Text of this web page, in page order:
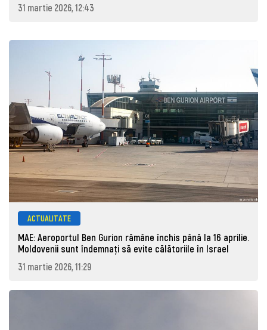
31 martie 2026, 12:43
ACTUALITATE
MAE: Aeroportul Ben Gurion rămâne închis până la 16 aprilie.
Moldovenii sunt îndemnați să evite călătoriile în Israel
31 martie 2026, 11:29